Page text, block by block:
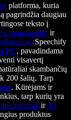
platforma, kuria
pagrindžia daugiau
teksto į
programėlės ir
Speechify
, pavadindama
visavertį
skambančių
200 šalių. Tarp
. Kūrėjams ir
tarp kurių yra
irAI
produktus